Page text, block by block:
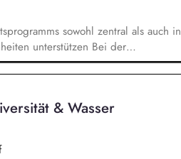
sowohl zentral als auch in
unterstützen Bei der
der Berücksichtigung
nach anerkannten Standards (z. B.
und Analysen zu aktuellen
ggf. Daten-Modellierungen
insbesondere CDP und
& Wasser